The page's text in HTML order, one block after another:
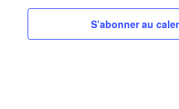
S’abonner au